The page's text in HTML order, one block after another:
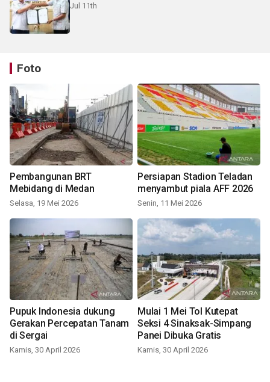
Jul 11th
Foto
Pembangunan BRT
Mebidang di Medan
Selasa, 19 Mei 2026
Persiapan Stadion Teladan
menyambut piala AFF 2026
Senin, 11 Mei 2026
Pupuk Indonesia dukung
Gerakan Percepatan Tanam
di Sergai
Kamis, 30 April 2026
Mulai 1 Mei Tol Kutepat
Seksi 4 Sinaksak-Simpang
Panei Dibuka Gratis
Kamis, 30 April 2026